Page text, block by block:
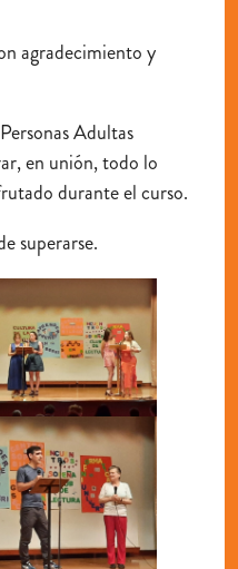
agradecimiento y
Adultas
en unión, todo lo
durante el curso.
superarse.